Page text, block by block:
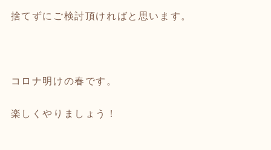
捨てずにご検討頂ければと思います。
コロナ明けの春です。
楽しくやりましょう！